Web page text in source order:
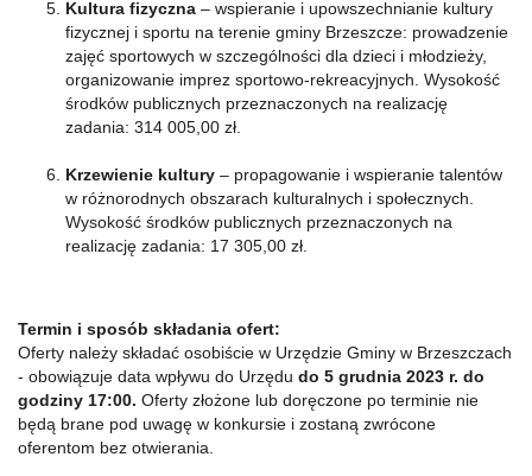
Kultura fizyczna – wspieranie i upowszechnianie kultury
fizycznej i sportu na terenie gminy Brzeszcze: prowadzenie
zajęć sportowych w szczególności dla dzieci i młodzieży,
organizowanie imprez sportowo-rekreacyjnych. Wysokość
środków publicznych przeznaczonych na realizację
zadania: 314 005,00 zł.
Krzewienie kultury – propagowanie i wspieranie talentów
w różnorodnych obszarach kulturalnych i społecznych.
Wysokość środków publicznych przeznaczonych na
realizację zadania: 17 305,00 zł.
Termin i sposób składania ofert:
Oferty należy składać osobiście w Urzędzie Gminy w Brzeszczach
- obowiązuje data wpływu do Urzędu do 5 grudnia 2023 r. do
godziny 17:00. Oferty złożone lub doręczone po terminie nie
będą brane pod uwagę w konkursie i zostaną zwrócone
oferentom bez otwierania.